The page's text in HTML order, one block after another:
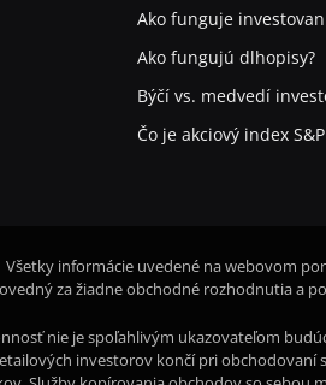
Ako funguje
Ako fungujú dlhopisy?
Býčí vs. medvedí
Čo je akciový index
informácie uvedené na webovom
za žiadne obchodné rozhodnutia a
nie je spoľahlivým ukazovateľom
investorov končí pri